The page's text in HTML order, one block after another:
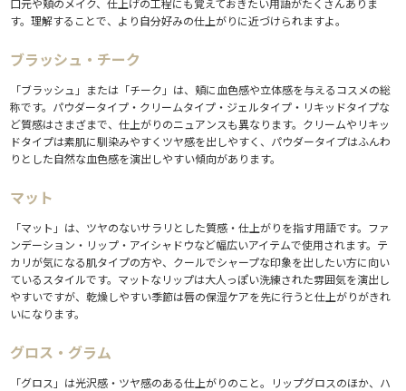
口元や頬のメイク、仕上げの工程にも覚えておきたい用語がたくさんありま
す。理解することで、より自分好みの仕上がりに近づけられますよ。
ブラッシュ・チーク
「ブラッシュ」または「チーク」は、頬に血色感や立体感を与えるコスメの総
称です。パウダータイプ・クリームタイプ・ジェルタイプ・リキッドタイプな
ど質感はさまざまで、仕上がりのニュアンスも異なります。クリームやリキッ
ドタイプは素肌に馴染みやすくツヤ感を出しやすく、パウダータイプはふんわ
りとした自然な血色感を演出しやすい傾向があります。
マット
「マット」は、ツヤのないサラリとした質感・仕上がりを指す用語です。ファ
ンデーション・リップ・アイシャドウなど幅広いアイテムで使用されます。テ
カリが気になる肌タイプの方や、クールでシャープな印象を出したい方に向い
ているスタイルです。マットなリップは大人っぽい洗練された雰囲気を演出し
やすいですが、乾燥しやすい季節は唇の保湿ケアを先に行うと仕上がりがきれ
いになります。
グロス・グラム
「グロス」は光沢感・ツヤ感のある仕上がりのこと。リップグロスのほか、ハ